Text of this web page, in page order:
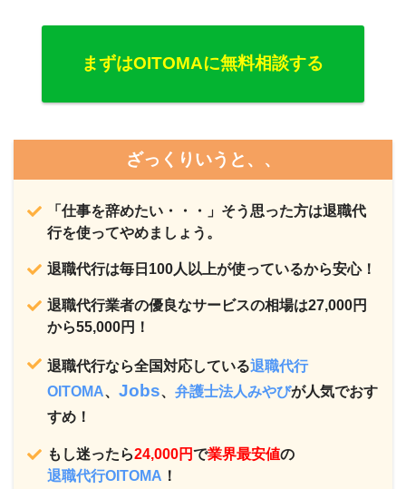
まずはOITOMAに無料相談する
ざっくりいうと、、
「仕事を辞めたい・・・」そう思った方は退職代
行を使ってやめましょう。
退職代行は毎日100人以上が使っているから安心！
退職代行業者の優良なサービスの相場は27,000円
から55,000円！
退職代行なら全国対応している退職代行
OITOMA、Jobs、弁護士法人みやびが人気でおす
すめ！
もし迷ったら24,000円で業界最安値の
退職代行OITOMA ！